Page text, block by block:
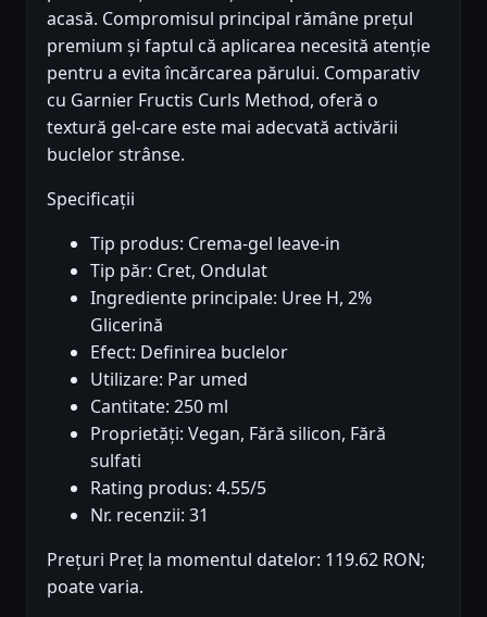
acasă. Compromisul principal rămâne prețul
premium și faptul că aplicarea necesită atenție
pentru a evita încărcarea părului. Comparativ
cu Garnier Fructis Curls Method, oferă o
textură gel-care este mai adecvată activării
buclelor strânse.
Specificații
Tip produs: Crema-gel leave-in
Tip păr: Cret, Ondulat
Ingrediente principale: Uree H, 2%
Glicerină
Efect: Definirea buclelor
Utilizare: Par umed
Cantitate: 250 ml
Proprietăți: Vegan, Fără silicon, Fără
sulfati
Rating produs: 4.55/5
Nr. recenzii: 31
Prețuri Preț la momentul datelor: 119.62 RON;
poate varia.